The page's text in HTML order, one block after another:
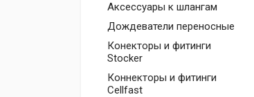
Аксессуары к шлангам
Дождеватели переносные
Конекторы и фитинги
Stocker
Коннекторы и фитинги
Cellfast